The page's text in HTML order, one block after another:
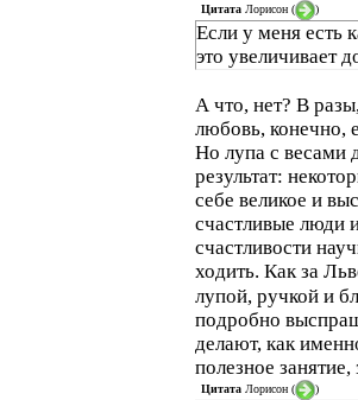
Цитата Лорисон ( )
Если у меня есть
это увеличивает
А что, нет? В
любовь, конечно,
Но лупа с весами
результат:
себе великое и
счастливые люди
счастливости
ходить. Как за
лупой, ручкой и
подробно
делают, как
полезное
Цитата Лорисон ( )